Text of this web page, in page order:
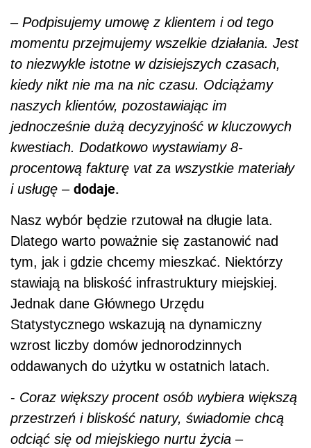
– Podpisujemy umowę z klientem i od tego
momentu przejmujemy wszelkie działania. Jest
to niezwykle istotne w dzisiejszych czasach,
kiedy nikt nie ma na nic czasu. Odciążamy
naszych klientów, pozostawiając im
jednocześnie dużą decyzyjność w kluczowych
kwestiach. Dodatkowo wystawiamy 8-
procentową fakturę vat za wszystkie materiały
i usługę – dodaje.
Nasz wybór będzie rzutował na długie lata.
Dlatego warto poważnie się zastanowić nad
tym, jak i gdzie chcemy mieszkać. Niektórzy
stawiają na bliskość infrastruktury miejskiej.
Jednak dane Głównego Urzędu
Statystycznego wskazują na dynamiczny
wzrost liczby domów jednorodzinnych
oddawanych do użytku w ostatnich latach.
- Coraz większy procent osób wybiera większą
przestrzeń i bliskość natury, świadomie chcą
odciąć się od miejskiego nurtu życia –